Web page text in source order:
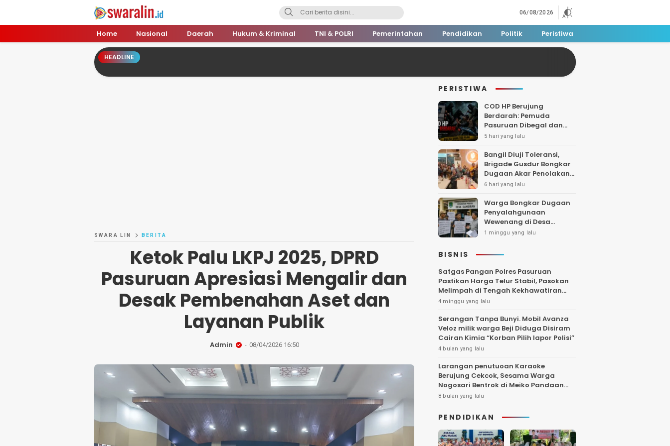
Swara Lin
Independent, Tajam & Profesional
06/08/2026
Home Nasional Daerah Hukum & Kriminal TNI & POLRI Pemerintahan Pendidikan Politik Peristiwa
HEADLINE
SWARA LIN BERITA
Ketok Palu LKPJ 2025, DPRD
Pasuruan Apresiasi Mengalir dan
Desak Pembenahan Aset dan
Layanan Publik
Admin 08/04/2026 16:50
PERISTIWA
COD HP Berujung
Berdarah: Pemuda
Pasuruan Dibegal dan
Dibacok di Tengah Hutan
5 hari yang lalu
Bangil Diuji Toleransi,
Brigade Gusdur Bongkar
Dugaan Akar Penolakan
Tempat Ibadah
6 hari yang lalu
Warga Bongkar Dugaan
Penyalahgunaan
Wewenang di Desa
Gambiran, Isu Narkoba
1 minggu yang lalu
BISNIS
Satgas Pangan Polres Pasuruan
Pastikan Harga Telur Stabil, Pasokan
Melimpah di Tengah Kekhawatiran
Fluktuasi
4 minggu yang lalu
Serangan Tanpa Bunyi. Mobil Avanza
Veloz milik warga Beji Diduga Disiram
Cairan Kimia “Korban Pilih lapor Polisi”
4 bulan yang lalu
Larangan penutuoan Karaoke
Berujung Cekcok, Sesama Warga
Nogosari Bentrok di Meiko Pandaan
Hingga Larut Malam
8 bulan yang lalu
PENDIDIKAN